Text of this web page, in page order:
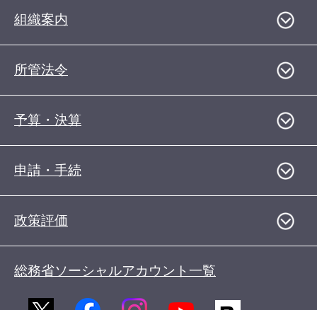
組織案内
所管法令
予算・決算
申請・手続
政策評価
総務省ソーシャルアカウント一覧